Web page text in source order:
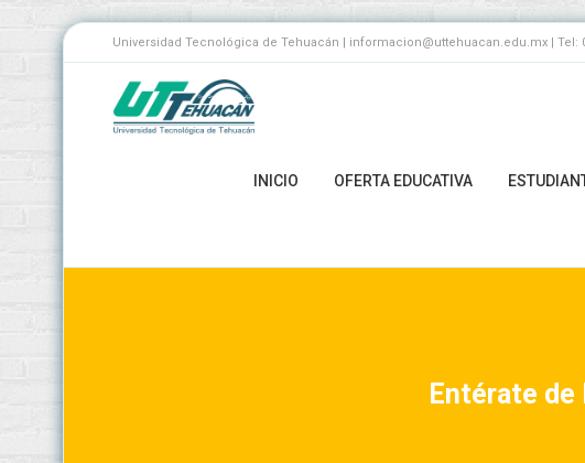
Universidad Tecnológica de Tehuacán | informacion@uttehuacan.edu.mx | Tel:
INICIO OFERTA EDUCATIVA
Entérate